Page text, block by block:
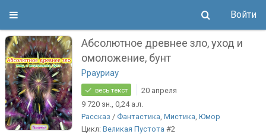
Войти
Абсолютное древнее зло, уход и
омоложение, бунт
Ррауриау
весь текст
20 апреля
9 720 зн., 0,24 а.л.
Рассказ / Фантастика, Мистика, Юмор
Цикл: Великая Пустота #2